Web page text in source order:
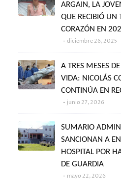
ARGAIN, LA
QUE RECIBIÓ UN
CORAZÓN EN
diciembre 26, 2025
A TRES MESES
VIDA: NICOLÁS
CONTINÚA EN
junio 27, 2026
SUMARIO
SANCIONAN A
HOSPITAL POR
DE GUARDIA
mayo 22, 2026